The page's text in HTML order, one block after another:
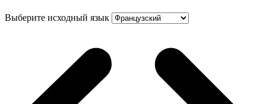
Выберите исходный язык